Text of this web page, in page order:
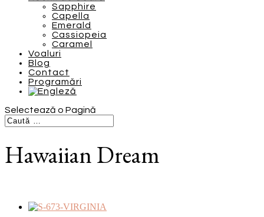
Sapphire
Capella
Emerald
Cassiopeia
Caramel
Voaluri
Blog
Contact
Programări
Selectează o Pagină
Hawaiian Dream